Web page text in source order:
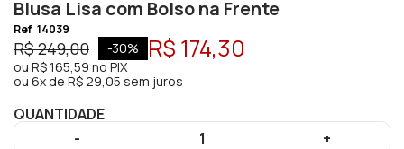
Blusa Lisa com Bolso na Frente
Ref 14039
R$ 249,00 -30% R$ 174,30
ou R$ 165,59 no PIX
ou 6x de R$ 29,05 sem juros
QUANTIDADE
-
1 +